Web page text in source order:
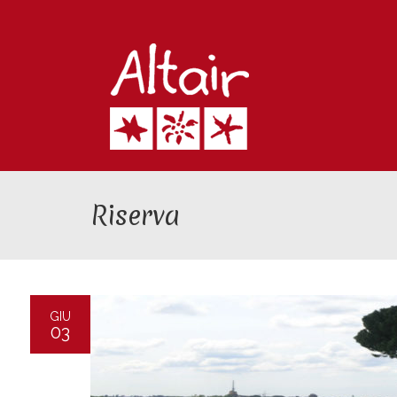
Riserva
GIU
03